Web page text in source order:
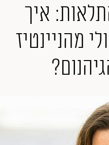
איך
מהניינטיז